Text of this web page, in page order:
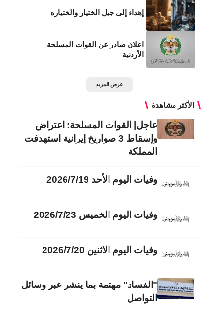
إهداء إلى جيل الختيار والختياره
اعلان صادر عن القوات المسلحة
الأردنية
عرض المزيد
الأكثر مشاهدة
عاجل| القوات المسلحة: اعتراض
وإسقاط 3 صواريخ إيرانية استهدفت
المملكة
وفيات اليوم الأحد 2026/7/19
وفيات اليوم الخميس 2026/7/23
وفيات اليوم الاثنين 2026/7/20
"الفساد" مهتمة بما ينشر عبر وسائل
التواصل